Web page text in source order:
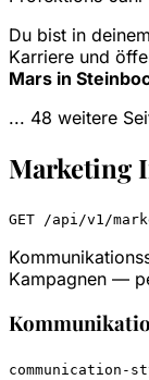
Du bist in deinem
Karriere und
Mars in
... 48 weitere
Marketing
GET /api/v1/
Kampagnen —
communication-